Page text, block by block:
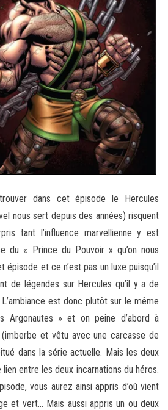
dans cet épisode le Hercules
nous sert depuis des années) risquent
tant l’influence marvellienne y est
du « Prince du Pouvoir » qu’on nous
et ce n’est pas un luxe puisqu’il
de légendes sur Hercules qu’il y a de
est donc plutôt sur le même
Argonautes » et on peine d’abord à
et vêtu avec une carcasse de
dans la série actuelle. Mais les deux
entre les deux incarnations du héros.
vous aurez ainsi appris d’où vient
et vert… Mais aussi appris un ou deux